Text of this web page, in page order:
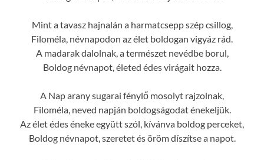
Mint a tavasz hajnalán a harmatcsepp szép csillog,
Filoméla, névnapodon az élet boldogan vigyáz rád.
A madarak dalolnak, a természet nevédbe borul,
Boldog névnapot, életed édes virágait hozza.
A Nap arany sugarai fénylő mosolyt rajzolnak,
Filoméla, neved napján boldogságodat énekeljük.
Az élet édes éneke együtt szól, kívánva boldog perceket,
Boldog névnapot, szeretet és öröm díszítse a napot.